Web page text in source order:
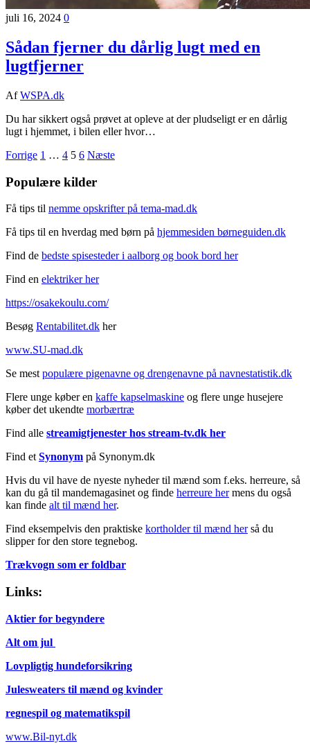
juli 16, 2024 0
Sådan fjerner du dårlig lugt med en
lugtfjerner
Af WSPA.dk
Du har sikkert også prøvet at opleve at der pludseligt er en dårlig
lugt i hjemmet, i bilen eller hvor…
Navigation
til
indlæg
Forrige 1 … 4 5 6 Næste
Populære kilder
Få tips til nemme opskrifter på tema-mad.dk
Få tips til en hverdag med børn på hjemmesiden børneguiden.dk
Find de bedste spisesteder i aalborg og book bord her
Find en elektriker her
https://osakekoulu.com/
Besøg Rentabilitet.dk her
www.SU-mad.dk
Se mestpopulære pigenavne og drengenavne på navnestatistik.dk
Flere unge køber en kaffe kapselmaskine og flere unge husejere
køber det ukendte morbærtræ
Find alle streamigtjenester hos stream-tv.dk her
Find etSynonym på Synonym.dk
Hvis du vil have de nyeste nyheder til mænd som f.eks. herreure, så
kan du gå til mandemagasinet og finde herreure hermens du også
kan finde alt til mænd her.
Find eksempelvis den praktiske kortholder til mænd herså du
slipper for den store tegnebog.
Trækvogn som er foldbar
Links:
Aktier for begyndere
Alt om jul
Lovpligtig hundeforsikring
Julesweaters til mænd og kvinder
regnespil og matematikspil
www.Bil-nyt.dk